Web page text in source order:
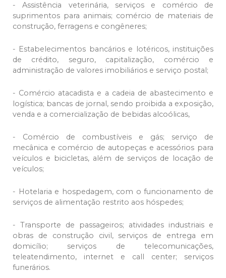
- Assistência veterinária, serviços e comércio de
suprimentos para animais; comércio de materiais de
construção, ferragens e congêneres;
- Estabelecimentos bancários e lotéricos, instituições
de crédito, seguro, capitalização, comércio e
administração de valores imobiliários e serviço postal;
- Comércio atacadista e a cadeia de abastecimento e
logística; bancas de jornal, sendo proibida a exposição,
venda e a comercialização de bebidas alcoólicas,
- Comércio de combustíveis e gás; serviço de
mecânica e comércio de autopeças e acessórios para
veículos e bicicletas, além de serviços de locação de
veículos;
- Hotelaria e hospedagem, com o funcionamento de
serviços de alimentação restrito aos hóspedes;
- Transporte de passageiros; atividades industriais e
obras de construção civil, serviços de entrega em
domicílio; serviços de telecomunicações,
teleatendimento, internet e call center; serviços
funerários.